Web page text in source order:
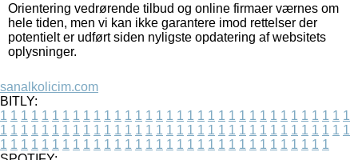
Orientering vedrørende tilbud og online firmaer værnes om
hele tiden, men vi kan ikke garantere imod rettelser der
potentielt er udført siden nyligste opdatering af websitets
oplysninger.
sanalkolicim.com
BITLY:
1 1 1 1 1 1 1 1 1 1 1 1 1 1 1 1 1 1 1 1 1 1 1 1 1 1 1 1 1 1 1 1 1 1
1 1 1 1 1 1 1 1 1 1 1 1 1 1 1 1 1 1 1 1 1 1 1 1 1 1 1 1 1 1 1 1 1 1
1 1 1 1 1 1 1 1 1 1 1 1 1 1 1 1 1 1 1 1 1 1 1 1 1 1 1 1 1 1 1 1